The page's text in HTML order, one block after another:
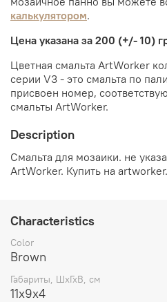
калькулятором.
Цена указана за 200 (+/- 10)
Цветная смальта ArtWorker
серии V3 - это смальта по
присвоен номер,
смальты ArtWorker.
Description
Смальта для мозаики. не
ArtWorker. Купить на
Characteristics
Color
Brown
Габариты, ШхГхВ, см
11х9х4